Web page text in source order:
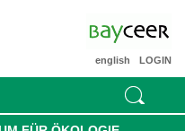
LOGIN
english